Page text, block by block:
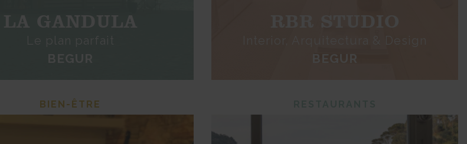
LA GANDULA RBR STUDIO
BEGUR
BIEN-ÊTRE